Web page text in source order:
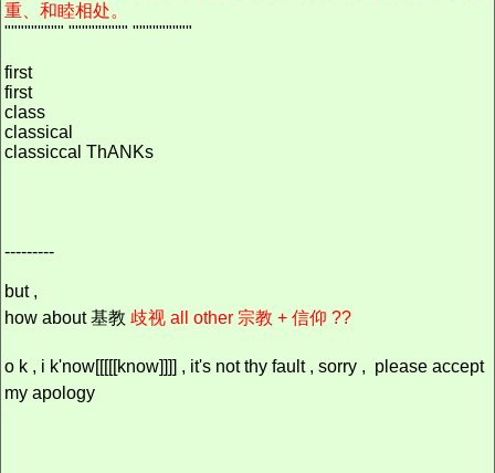
重、和睦相处。
""""""""" """"""""" """""""""
first
first
class
classical
classiccal ThANKs
---------
but ,
how about 基教 歧视 all other 宗教 + 信仰 ??
o k , i k'now[[[[[know]]]] , it's not thy fault , sorry , please accept
my apology